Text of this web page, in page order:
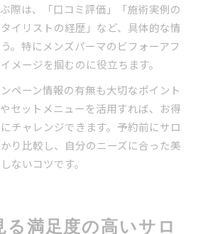
際は、「口コミ評価」「施術実例の
イリストの経歴」など、具体的な情
。特にメンズパーマのビフォーアフ
メージを掴むのに役立ちます。
ペーン情報の有無も大切なポイント
セットメニューを活用すれば、お得
チャレンジできます。予約前にサロ
り比較し、自分のニーズに合った美
ないコツです。
満足度の高いサロ